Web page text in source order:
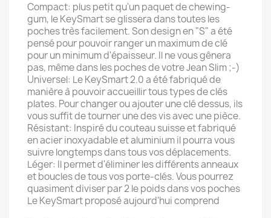
Compact: plus petit qu'un paquet de chewing-
gum, le KeySmart se glissera dans toutes les
poches très facilement. Son design en "S" a été
pensé pour pouvoir ranger un maximum de clé
pour un minimum d'épaisseur. Il ne vous gênera
pas, même dans les poches de votre Jean Slim ;-)
Universel: Le KeySmart 2.0 a été fabriqué de
manière à pouvoir accueillir tous types de clés
plates. Pour changer ou ajouter une clé dessus, ils
vous suffit de tourner une des vis avec une pièce.
Résistant: Inspiré du couteau suisse et fabriqué
en acier inoxyadable et aluminium il pourra vous
suivre longtemps dans tous vos déplacements.
Léger: Il permet d'éliminer les différents anneaux
et boucles de tous vos porte-clés. Vous pourrez
quasiment diviser par 2 le poids dans vos poches
Le KeySmart proposé aujourd'hui comprend